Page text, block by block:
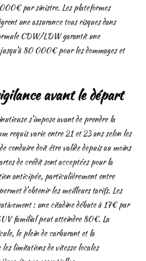
par sinistre. Les plateformes
une assurance tous risques dans
CDW/LDW garantit une
80 000€ pour les dommages et
avant le départ
s’impose avant de prendre la
requis varie entre 21 et 23 ans selon les
conduire doit être valide depuis au moins
de crédit sont acceptées pour la
anticipée, particulièrement entre
d’obtenir les meilleurs tarifs. Les
: une citadine débute à 17€ par
familial peut atteindre 80€. La
le plein de carburant et la
limitations de vitesse locales